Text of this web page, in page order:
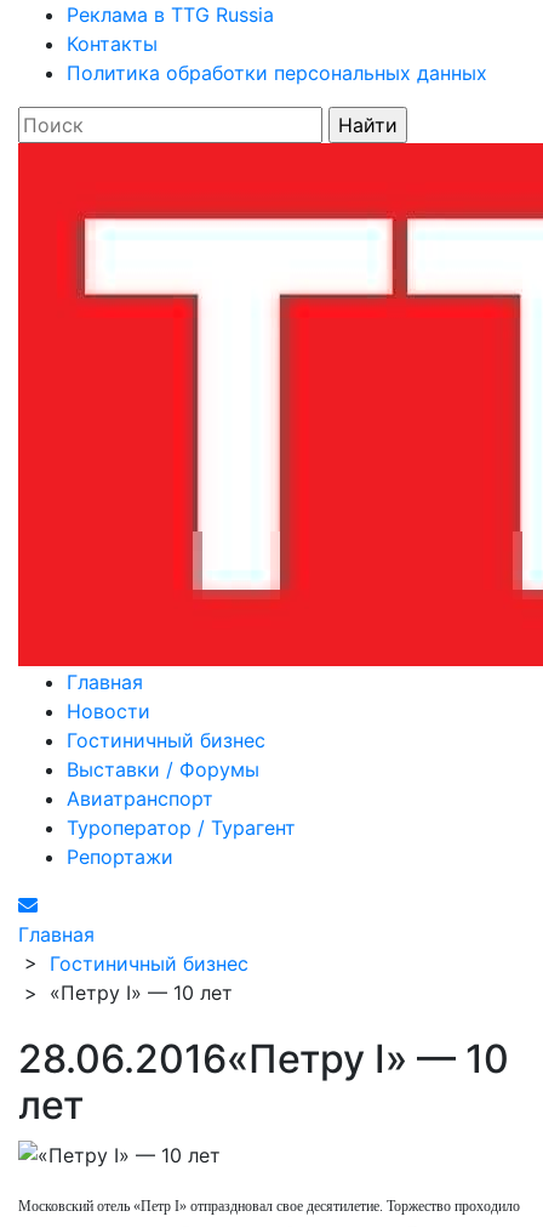
Реклама в TTG Russia
Контакты
Политика обработки персональных данных
Главная
Новости
Гостиничный бизнес
Выставки / Форумы
Авиатранспорт
Туроператор / Турагент
Репортажи
Главная
> Гостиничный бизнес
> «Петру I» — 10 лет
28.06.2016«Петру I» — 10
лет
Московский отель «Петр I» отпраздновал свое десятилетие. Торжество проходило